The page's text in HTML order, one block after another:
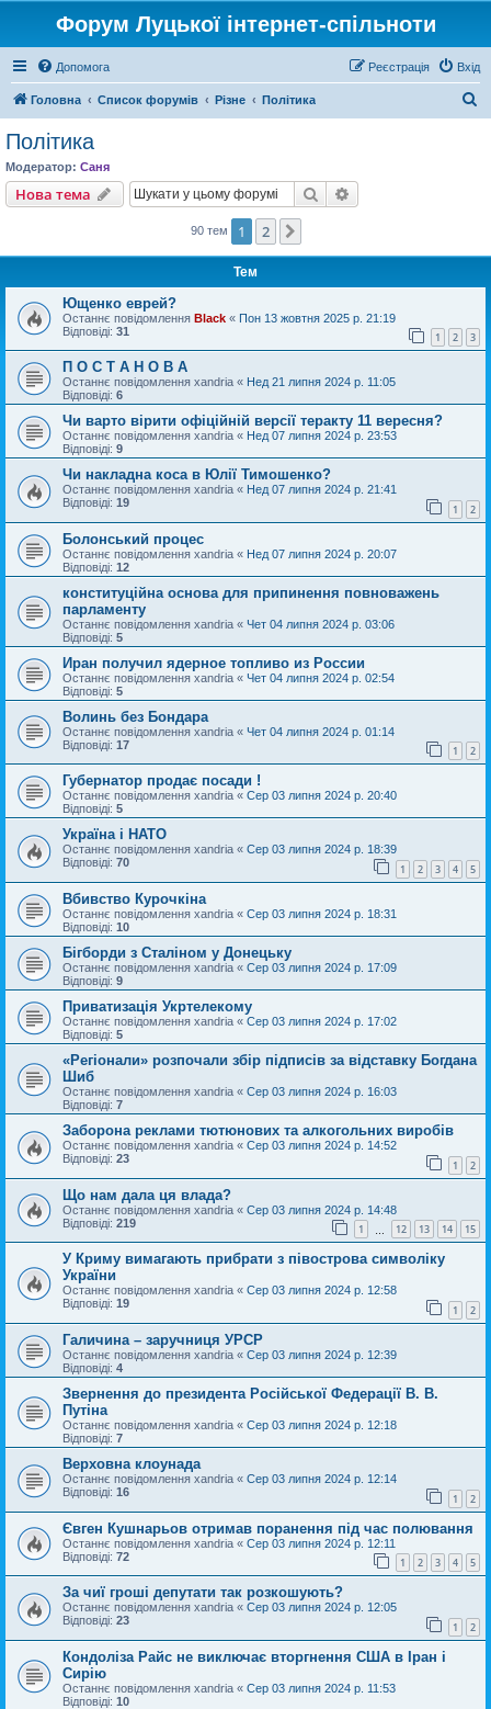
Форум Луцької інтернет-спільноти
Допомога Вхід
Реєстрація
Головна Список форумів Різне Політика
Політика
Модератор: Саня
Нова тема Пошук
90 тем 1 2
Тем
Ющенко еврей?
Останнє повідомлення Black « Пон 13 жовтня 2025 р. 21:19
Відповіді: 31 1 2 3
П О С Т А Н О В А
Останнє повідомлення xandria « Нед 21 липня 2024 р. 11:05
Відповіді: 6
Чи варто вірити офіційній версії теракту 11 вересня?
Останнє повідомлення xandria « Нед 07 липня 2024 р. 23:53
Відповіді: 9
Чи накладна коса в Юлії Тимошенко?
Останнє повідомлення xandria « Нед 07 липня 2024 р. 21:41
Відповіді: 19 1 2
Болонський процес
Останнє повідомлення xandria « Нед 07 липня 2024 р. 20:07
Відповіді: 12
конституційна основа для припинення повноважень
парламенту
Останнє повідомлення xandria « Чет 04 липня 2024 р. 03:06
Відповіді: 5
Иран получил ядерное топливо из России
Останнє повідомлення xandria « Чет 04 липня 2024 р. 02:54
Відповіді: 5
Волинь без Бондара
Останнє повідомлення xandria « Чет 04 липня 2024 р. 01:14
Відповіді: 17 1 2
Губернатор продає посади !
Останнє повідомлення xandria « Сер 03 липня 2024 р. 20:40
Відповіді: 5
Україна і НАТО
Останнє повідомлення xandria « Сер 03 липня 2024 р. 18:39
Відповіді: 70 1 2 3 4 5
Вбивство Курочкіна
Останнє повідомлення xandria « Сер 03 липня 2024 р. 18:31
Відповіді: 10
Бігборди з Сталіном у Донецьку
Останнє повідомлення xandria « Сер 03 липня 2024 р. 17:09
Відповіді: 9
Приватизація Укртелекому
Останнє повідомлення xandria « Сер 03 липня 2024 р. 17:02
Відповіді: 5
«Регіонали» розпочали збір підписів за відставку Богдана
Шиб
Останнє повідомлення xandria « Сер 03 липня 2024 р. 16:03
Відповіді: 7
Заборона реклами тютюнових та алкогольних виробів
Останнє повідомлення xandria « Сер 03 липня 2024 р. 14:52
Відповіді: 23 1 2
Що нам дала ця влада?
Останнє повідомлення xandria « Сер 03 липня 2024 р. 14:48
Відповіді: 219 1 12 13 14 15
У Криму вимагають прибрати з півострова символіку
України
Останнє повідомлення xandria « Сер 03 липня 2024 р. 12:58
Відповіді: 19 1 2
Галичина – заручниця УРСР
Останнє повідомлення xandria « Сер 03 липня 2024 р. 12:39
Відповіді: 4
Звернення до президента Російської Федерації В. В.
Путіна
Останнє повідомлення xandria « Сер 03 липня 2024 р. 12:18
Відповіді: 7
Верховна клоунада
Останнє повідомлення xandria « Сер 03 липня 2024 р. 12:14
Відповіді: 16 1 2
Євген Кушнарьов отримав поранення під час полювання
Останнє повідомлення xandria « Сер 03 липня 2024 р. 12:11
Відповіді: 72 1 2 3 4 5
За чиї гроші депутати так розкошують?
Останнє повідомлення xandria « Сер 03 липня 2024 р. 12:05
Відповіді: 23 1 2
Кондоліза Райс не виключає вторгнення США в Іран і
Сирію
Останнє повідомлення xandria « Сер 03 липня 2024 р. 11:53
Відповіді: 10